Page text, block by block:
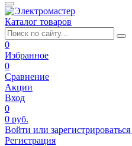
Каталог товаров
0
Избранное
0
Сравнение
Акции
Вход
0
0 руб.
Войти или зарегистрироваться
Регистрация